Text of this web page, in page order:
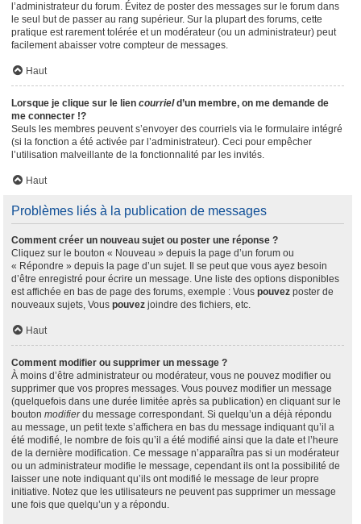
l’administrateur du forum. Évitez de poster des messages sur le forum dans
le seul but de passer au rang supérieur. Sur la plupart des forums, cette
pratique est rarement tolérée et un modérateur (ou un administrateur) peut
facilement abaisser votre compteur de messages.
Haut
Lorsque je clique sur le lien courrield’un membre, on me demande de
me connecter !?
Seuls les membres peuvent s’envoyer des courriels via le formulaire intégré
(si la fonction a été activée par l’administrateur). Ceci pour empêcher
l’utilisation malveillante de la fonctionnalité par les invités.
Haut
Problèmes liés à la publication de messages
Comment créer un nouveau sujet ou poster une réponse ?
Cliquez sur le bouton « Nouveau » depuis la page d’un forum ou
« Répondre » depuis la page d’un sujet. Il se peut que vous ayez besoin
d’être enregistré pour écrire un message. Une liste des options disponibles
est affichée en bas de page des forums, exemple : Vous pouvez poster de
nouveaux sujets, Vous pouvez joindre des fichiers, etc.
Haut
Comment modifier ou supprimer un message ?
À moins d’être administrateur ou modérateur, vous ne pouvez modifier ou
supprimer que vos propres messages. Vous pouvez modifier un message
(quelquefois dans une durée limitée après sa publication) en cliquant sur le
bouton modifierdu message correspondant. Si quelqu’un a déjà répondu
au message, un petit texte s’affichera en bas du message indiquant qu’il a
été modifié, le nombre de fois qu’il a été modifié ainsi que la date et l’heure
de la dernière modification. Ce message n’apparaîtra pas si un modérateur
ou un administrateur modifie le message, cependant ils ont la possibilité de
laisser une note indiquant qu’ils ont modifié le message de leur propre
initiative. Notez que les utilisateurs ne peuvent pas supprimer un message
une fois que quelqu’un y a répondu.